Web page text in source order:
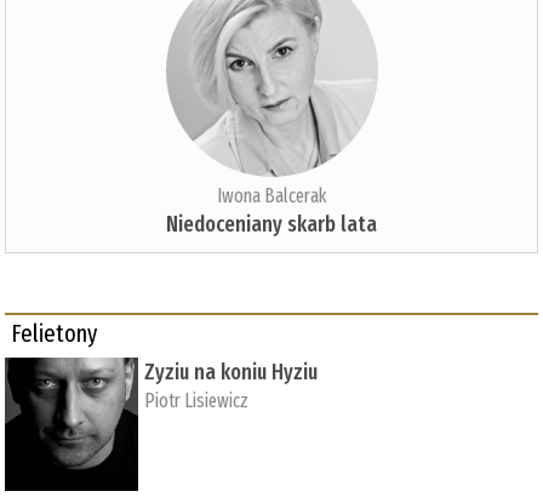
Iwona Balcerak
Niedoceniany skarb lata
Felietony
Zyziu na koniu Hyziu
Piotr Lisiewicz